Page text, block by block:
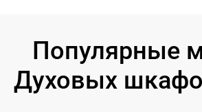
Популярные
Духовых